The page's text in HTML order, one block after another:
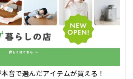
音で選んだアイテムが買える！